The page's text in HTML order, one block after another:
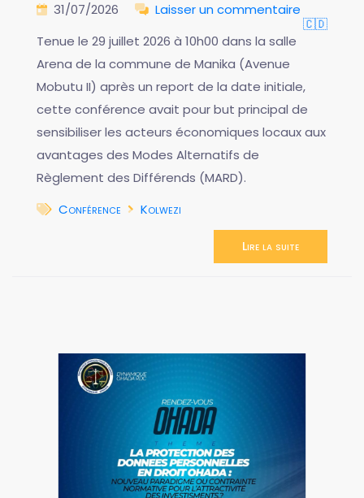
31/07/2026
Laisser un commentaire
🇨🇩
Tenue le 29 juillet 2026 à 10h00 dans la salle
Arena de la commune de Manika (Avenue
Mobutu II) après un report de la date initiale,
cette conférence avait pour but principal de
sensibiliser les acteurs économiques locaux aux
avantages des Modes Alternatifs de
Règlement des Différends (MARD).
Conférence
Kolwezi
Lire la suite